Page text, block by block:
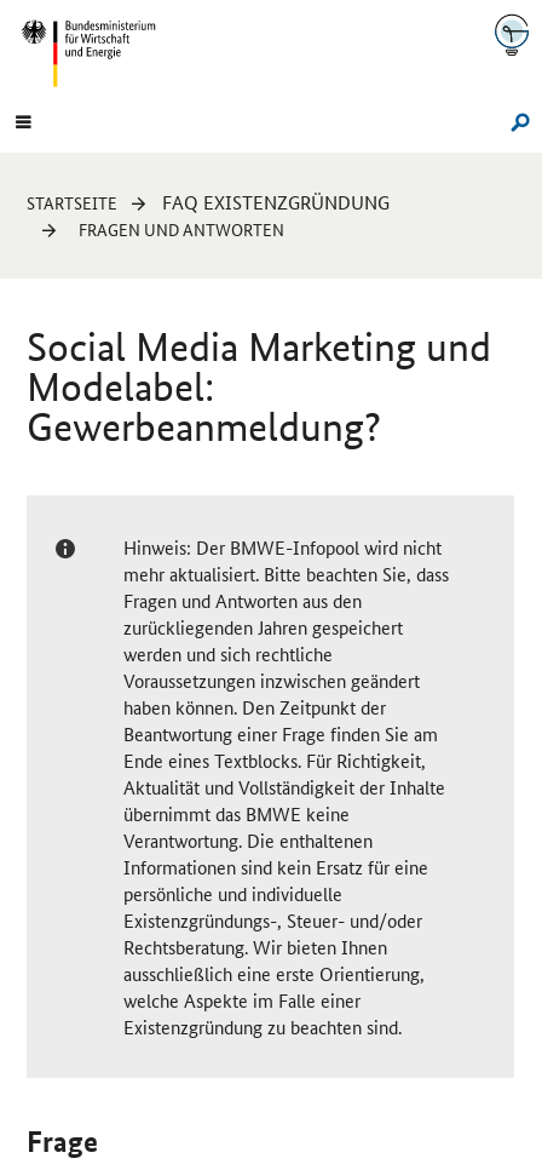
Navigation
Hauptmenü
Sie
sind
STARTSEITE FAQ EXISTENZGRÜNDUNG
FRAGEN UND ANTWORTEN
Social Media Marketing und
Modelabel:
Gewerbeanmeldung?
Hinweis: Der BMWE-Infopool wird nicht
mehr aktualisiert. Bitte beachten Sie, dass
Fragen und Antworten aus den
zurückliegenden Jahren gespeichert
werden und sich rechtliche
Voraussetzungen inzwischen geändert
haben können. Den Zeitpunkt der
Beantwortung einer Frage finden Sie am
Ende eines Textblocks. Für Richtigkeit,
Aktualität und Vollständigkeit der Inhalte
übernimmt das BMWE keine
Verantwortung. Die enthaltenen
Informationen sind kein Ersatz für eine
persönliche und individuelle
Existenzgründungs-, Steuer- und/oder
Rechtsberatung. Wir bieten Ihnen
ausschließlich eine erste Orientierung,
welche Aspekte im Falle einer
Existenzgründung zu beachten sind.
Frage